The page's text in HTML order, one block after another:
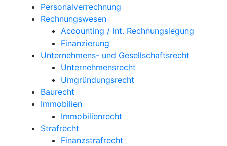
Personalverrechnung
Rechnungswesen
Accounting / Int. Rechnungslegung
Finanzierung
Unternehmens- und Gesellschaftsrecht
Unternehmensrecht
Umgründungsrecht
Baurecht
Immobilien
Immobilienrecht
Strafrecht
Finanzstrafrecht